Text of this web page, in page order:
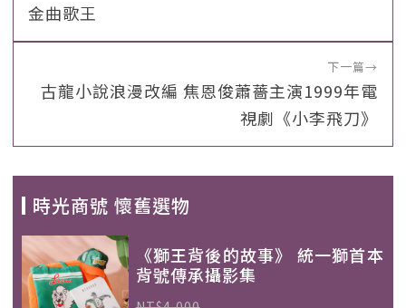
金曲歌王
下一篇→
古龍小說浪漫改編 焦恩俊蕭薔主演1999年電
視劇《小李飛刀》
時光商號 懷舊選物
《獅王背後的故事》 統一獅首本
背號傳承攝影集